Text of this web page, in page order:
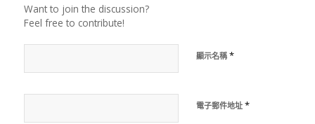
Want to join the discussion?
Feel free to contribute!
顯示名稱 *
電子郵件地址 *